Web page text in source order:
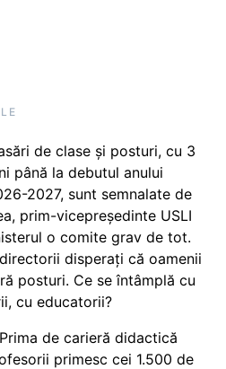
de clase și posturi, cu 3
până la debutul anului
2027, sunt semnalate de
prim-vicepreședinte USLI
o comite grav de tot.
disperați că oamenii
posturi. Ce se întâmplă cu
cu educatorii?
de carieră didactică
primesc cei 1.500 de